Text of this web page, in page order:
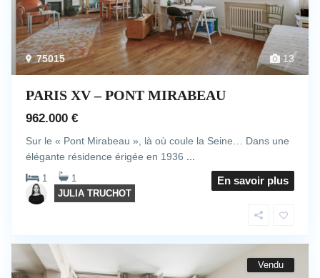
13
75015
PARIS XV – PONT MIRABEAU
962.000 €
Sur le « Pont Mirabeau », là où coule la Seine… Dans une
élégante résidence érigée en 1936
1 1 En savoir plus
JULIA TRUCHOT
Vendu